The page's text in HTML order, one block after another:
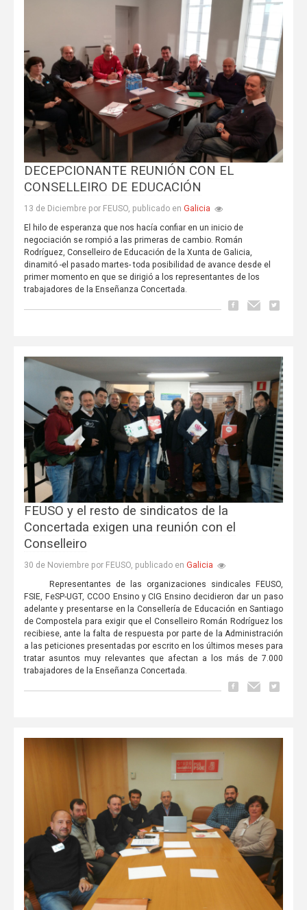
DECEPCIONANTE REUNIÓN CON EL
CONSELLEIRO DE EDUCACIÓN
13 de Diciembre por FEUSO, publicado en Galicia
El hilo de esperanza que nos hacía confiar en un inicio de
negociación se rompió a las primeras de cambio. Román
Rodríguez, Conselleiro de Educación de la Xunta de Galicia,
dinamitó -el pasado martes- toda posibilidad de avance desde el
primer momento en que se dirigió a los representantes de los
trabajadores de la Enseñanza Concertada.
FEUSO y el resto de sindicatos de la
Concertada exigen una reunión con el
Conselleiro
30 de Noviembre por FEUSO, publicado en Galicia
Representantes de las organizaciones sindicales FEUSO,
FSIE, FeSP-UGT, CCOO Ensino y CIG Ensino decidieron dar un paso
adelante y presentarse en la Consellería de Educación en Santiago
de Compostela para exigir que el Conselleiro Román Rodríguez los
recibiese, ante la falta de respuesta por parte de la Administración
a las peticiones presentadas por escrito en los últimos meses para
tratar asuntos muy relevantes que afectan a los más de 7.000
trabajadores de la Enseñanza Concertada.